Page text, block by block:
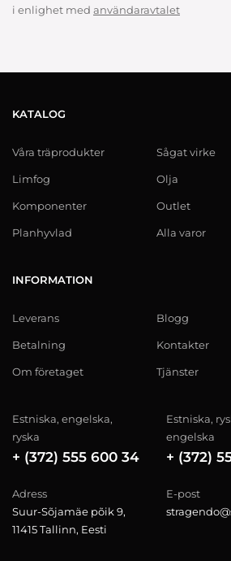
i enlighet med användaravtalet
KATALOG
Våra träprodukter
Limfog
Komponenter
Planhyvlad
Sågat virke
Olja
Outlet
Alla varor
INFORMATION
Leverans
Betalning
Om företaget
Blogg
Kontakter
Tjänster
Estniska, engelska,
ryska
+ (372) 555 600 34
Estniska,
engelska
+ (372)
Adress
Suur-Sõjamäe põik 9,
11415 Tallinn, Eesti
E-post